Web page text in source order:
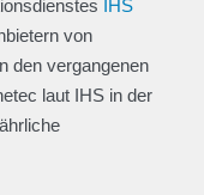
IHS
von
den vergangenen
laut IHS in der